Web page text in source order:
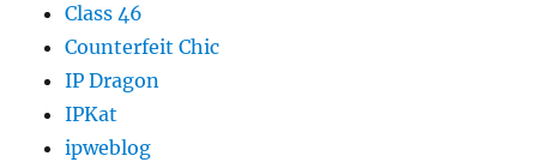
Class 46
Counterfeit Chic
IP Dragon
IPKat
ipweblog